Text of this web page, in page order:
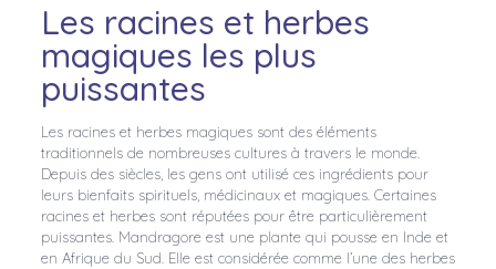
Les racines et herbes
magiques les plus
puissantes
Les racines et herbes magiques sont des éléments
traditionnels de nombreuses cultures à travers le monde.
Depuis des siècles, les gens ont utilisé ces ingrédients pour
leurs bienfaits spirituels, médicinaux et magiques. Certaines
racines et herbes sont réputées pour être particulièrement
puissantes. Mandragore est une plante qui pousse en Inde et
en Afrique du Sud. Elle est considérée comme l’une des herbes